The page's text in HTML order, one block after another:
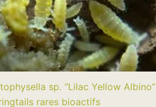
sp. “Lilac Yellow Albino”
rares bioactifs